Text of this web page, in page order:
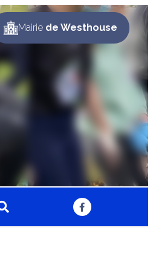
Mairiede Westhouse